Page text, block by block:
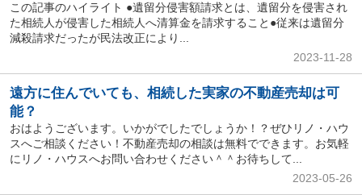
この記事のハイライト ●遺留分侵害額請求とは、遺留分を侵害され
た相続人が侵害した相続人へ清算金を請求すること●従来は遺留分
減殺請求だったが民法改正により...
2023-11-28
遠方に住んでいても、相続した実家の不動産売却は可
能？
おはようございます。いかがでしたでしょうか！？ぜひリノ・ハウ
スへご相談ください！不動産売却の相談は無料でできます。お気軽
にリノ・ハウスへお問い合わせください＾＾お待ちして...
2023-05-26